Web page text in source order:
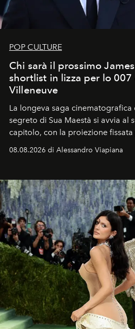
POP CULTURE
Chi sarà il prossimo
shortlist in lizza per lo 007
Villeneuve
La longeva saga cinematografica
segreto di Sua Maestà si avvia al
capitolo, con la proiezione
Craig, però, regna ancora il più
08.08.2026 di Alessandro Viapiana